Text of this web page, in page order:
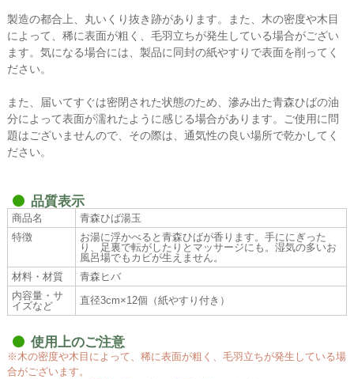
製造の都合上、丸いくり抜き跡があります。また、木の密度や木目
によって、稀に表面が粗く、毛羽立ちが発生している場合がござい
ます。気になる場合には、製品に同封の紙やすりで表面を削ってく
ださい。
また、届いてすぐは密閉された状態のため、滲み出た青森ひばの油
分によって表面が濡れたように感じる場合があります。ご使用に問
題はございませんので、その際は、通気性の良い場所で乾かしてく
ださい。
品質表示
商品名
青森ひば湯玉
特徴
お湯に浮かべると青森ひばが香ります。手ににぎった
り、足裏で転がしたりとマッサージにも。湿気の多いお
風呂場でもカビが生えません。
材料・材質
青森ヒバ
内容量・サ
イズなど
直径3cm×12個（紙やすり付き）
使用上のご注意
※木の密度や木目によって、稀に表面が粗く、毛羽立ちが発生している場
合がございます。